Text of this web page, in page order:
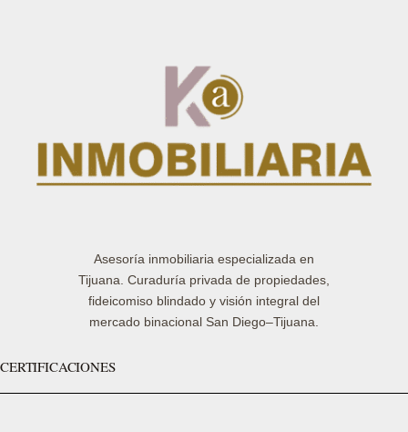
Asesoría inmobiliaria especializada en
Tijuana. Curaduría privada de propiedades,
fideicomiso blindado y visión integral del
mercado binacional San Diego–Tijuana.
CERTIFICACIONES